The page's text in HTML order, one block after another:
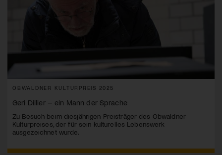
OBWALDNER KULTURPREIS 2025
Geri Dillier – ein Mann der Sprache
Zu Besuch beim diesjährigen Preisträger des Obwaldner
Kulturpreises, der für sein kulturelles Lebenswerk
ausgezeichnet wurde.